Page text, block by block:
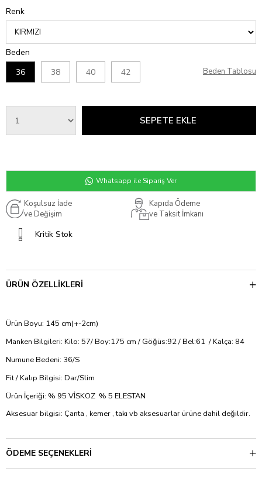
Renk
Beden
36
38 40 42 Beden Tablosu
Whatsapp ile Sipariş Ver
Koşulsuz İade
ve Değişim
Kapıda Ödeme
ve Taksit İmkanı
Kritik Stok
ÜRÜN ÖZELLIKLERI
Ürün Boyu: 145 cm(+-2cm)
Manken Bilgileri: Kilo: 57/ Boy:175 cm / Göğüs:92 / Bel:61 / Kalça: 84
Numune Bedeni: 36/S
Fit / Kalıp Bilgisi: Dar/Slim
Ürün İçeriği: % 95 VİSKOZ % 5 ELESTAN
Aksesuar bilgisi: Çanta , kemer , takı vb aksesuarlar ürüne dahil değildir.
ÖDEME SEÇENEKLERI